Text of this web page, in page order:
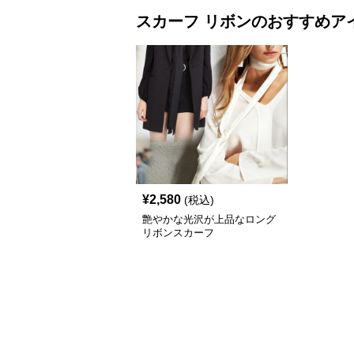
スカーフ リボンのおすすめア
¥2,580 (税込)
艶やかな光沢が上品なロング
リボンスカーフ